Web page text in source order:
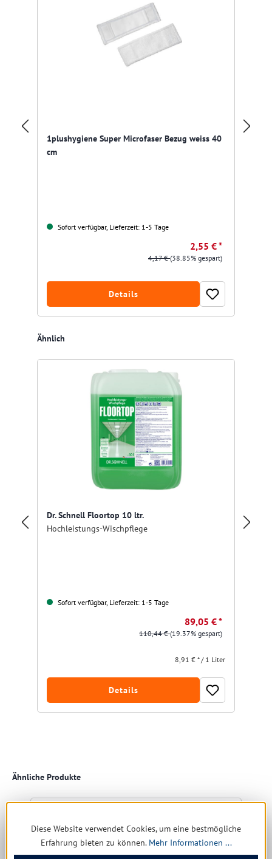
1plushygiene Super Microfaser Bezug weiss 40
cm
Sofort verfügbar, Lieferzeit: 1-5 Tage
2,55 € *
4,17 €(38.85% gespart)
Details
Produktgalerie überspringen
Ähnlich
Dr. Schnell Floortop 10 ltr.
Hochleistungs-Wischpflege
Sofort verfügbar, Lieferzeit: 1-5 Tage
89,05 € *
110,44 €(19.37% gespart)
8,91 € * / 1 Liter
Details
Produktgalerie überspringen
Ähnliche Produkte
Diese Website verwendet Cookies, um eine bestmögliche
Erfahrung bieten zu können. Mehr Informationen ...